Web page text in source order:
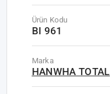
Ürün Kodu
BI 961
Marka
HANWHA TOTAL